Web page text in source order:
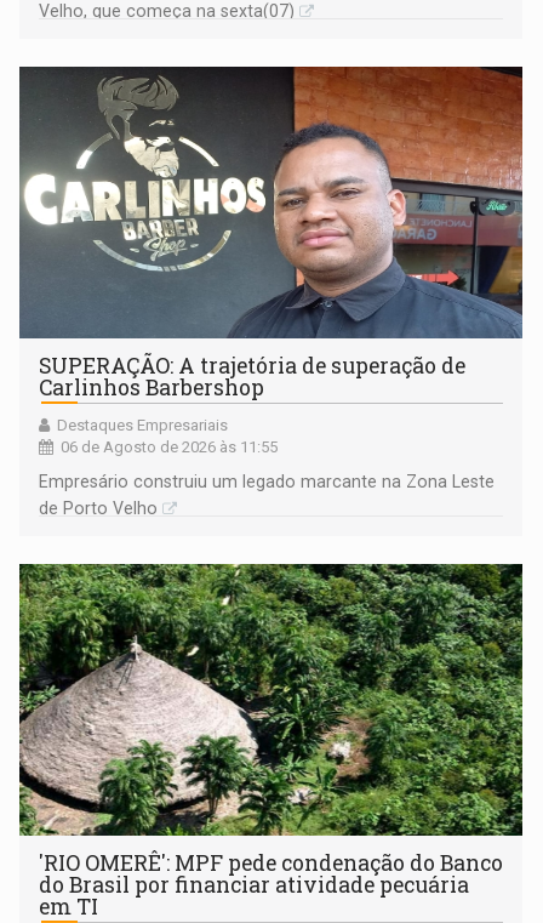
Velho, que começa na sexta(07)
SUPERAÇÃO: A trajetória de superação de
Carlinhos Barbershop
Destaques Empresariais
06 de Agosto de 2026 às 11:55
Empresário construiu um legado marcante na Zona Leste
de Porto Velho
'RIO OMERÊ': MPF pede condenação do Banco
do Brasil por financiar atividade pecuária
em TI